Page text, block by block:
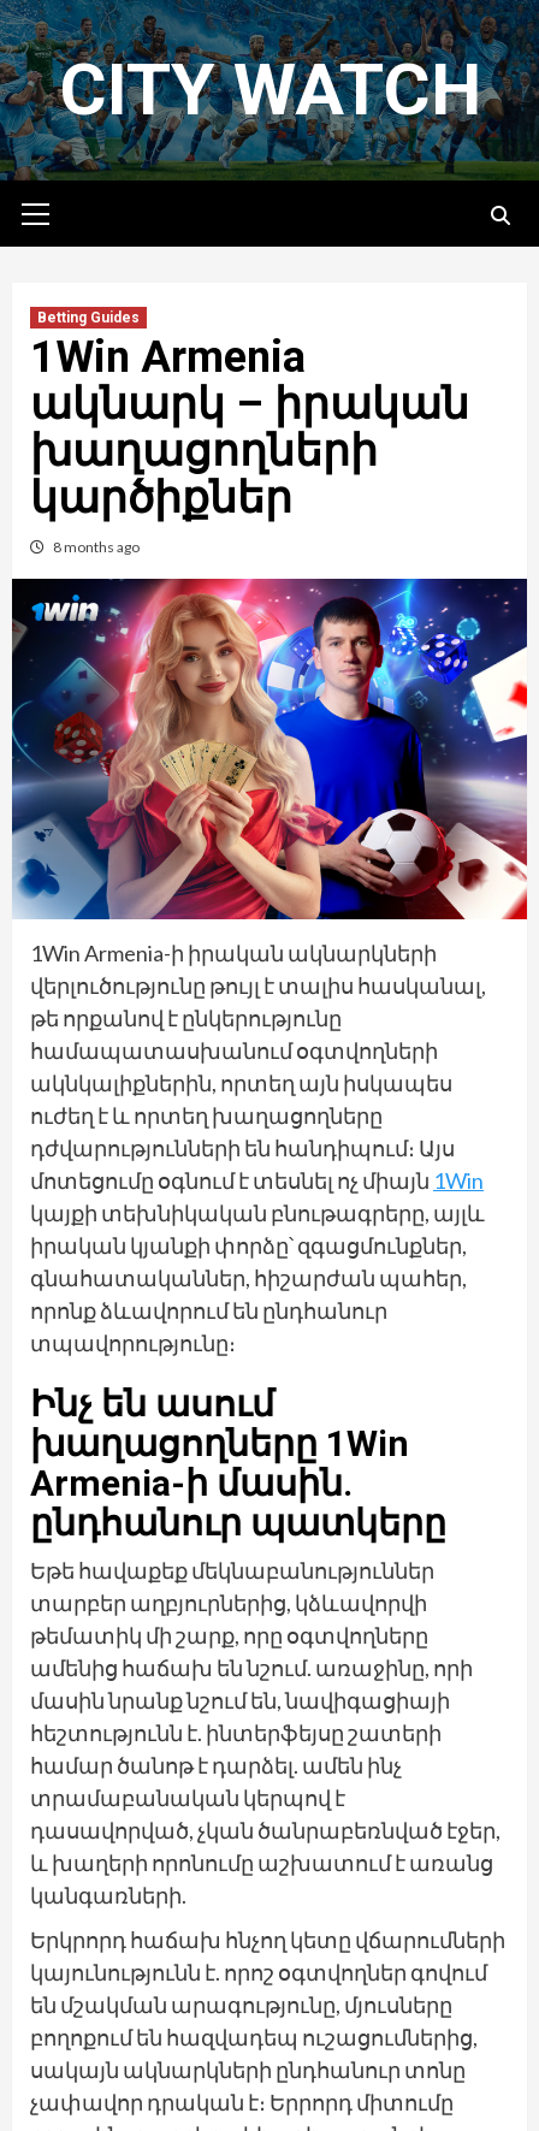
Skip
to
contentCITY WATCH
Menu
Betting Guides
1Win Armenia
ակնարկ – իրական
խաղացողների
կարծիքներ
8 months ago
1Win Armenia-ի իրական ակնարկների
վերլուծությունը թույլ է տալիս հասկանալ,
թե որքանով է ընկերությունը
համապատասխանում օգտվողների
ակնկալիքներին, որտեղ այն իսկապես
ուժեղ է և որտեղ խաղացողները
դժվարությունների են հանդիպում։ Այս
մոտեցումը օգնում է տեսնել ոչ միայն 1Win
կայքի տեխնիկական բնութագրերը, այլև
իրական կյանքի փորձը՝ զգացմունքներ,
գնահատականներ, հիշարժան պահեր,
որոնք ձևավորում են ընդհանուր
տպավորությունը։
Ինչ են ասում
խաղացողները 1Win
Armenia-ի մասին.
ընդհանուր պատկերը
Եթե հավաքեք մեկնաբանություններ
տարբեր աղբյուրներից, կձևավորվի
թեմատիկ մի շարք, որը օգտվողները
ամենից հաճախ են նշում. առաջինը, որի
մասին նրանք նշում են, նավիգացիայի
հեշտությունն է. ինտերֆեյսը շատերի
համար ծանոթ է դարձել. ամեն ինչ
տրամաբանական կերպով է
դասավորված, չկան ծանրաբեռնված էջեր,
և խաղերի որոնումը աշխատում է առանց
կանգառների.
Երկրորդ հաճախ հնչող կետը վճարումների
կայունությունն է. որոշ օգտվողներ գովում
են մշակման արագությունը, մյուսները
բողոքում են հազվադեպ ուշացումներից,
սակայն ակնարկների ընդհանուր տոնը
չափավոր դրական է։ Երրորդ միտումը